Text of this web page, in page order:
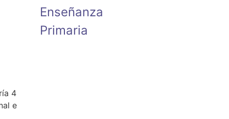
4
e
Enseñanza
Primaria